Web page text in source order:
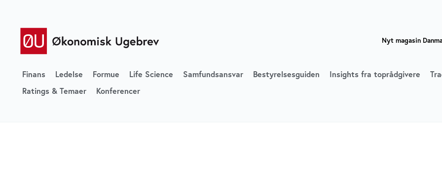
Nyt magasin
Finans Ledelse Formue Life Science Samfundsansvar Bestyrelsesguiden Insights fra toprådgivere
Ratings & Temaer
Konferencer